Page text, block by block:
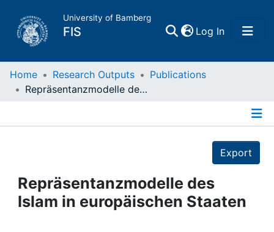
University of Bamberg
FIS Log In(current)
Home
Projects
People
Home Research Outputs
Publications
Repräsentanzmodelle des Islam in europäischen Staaten
Export
Repräsentanzmodelle des
Islam in europäischen Staaten